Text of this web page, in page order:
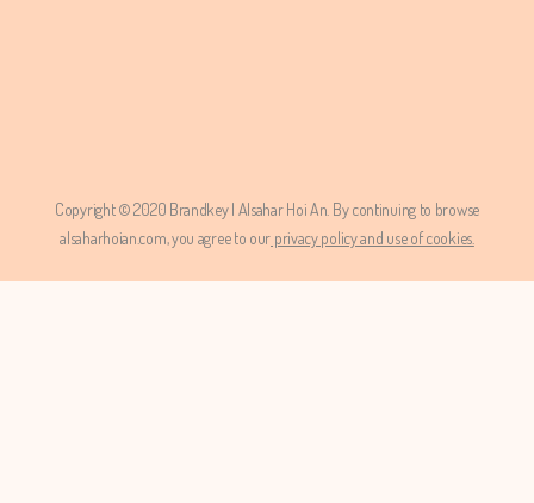
Copyright © 2020 Brandkey | Alsahar Hoi An. By continuing to browse
alsaharhoian.com,you agree to our privacy policy and use of cookies.